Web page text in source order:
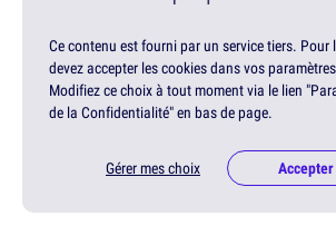
Ce contenu est fourni par un service tiers. Pour
devez accepter les cookies dans vos
Modifiez ce choix à tout moment via le lien
de la Confidentialité" en bas de page.
Gérer mes choix